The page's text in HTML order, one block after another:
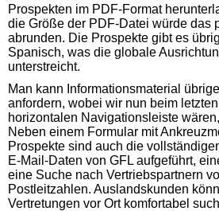
Prospekten im PDF-Format
die Größe der PDF-Datei würde das
abrunden. Die Prospekte gibt es
Spanisch, was die globale
unterstreicht.
Man kann Informationsmaterial
anfordern, wobei wir nun beim
horizontalen Navigationsleiste
Neben einem Formular mit
Prospekte sind auch die
E-Mail-Daten von GFL aufgeführt,
eine Suche nach Vertriebspartnern
Postleitzahlen. Auslandskunden
Vertretungen vor Ort komfortabel